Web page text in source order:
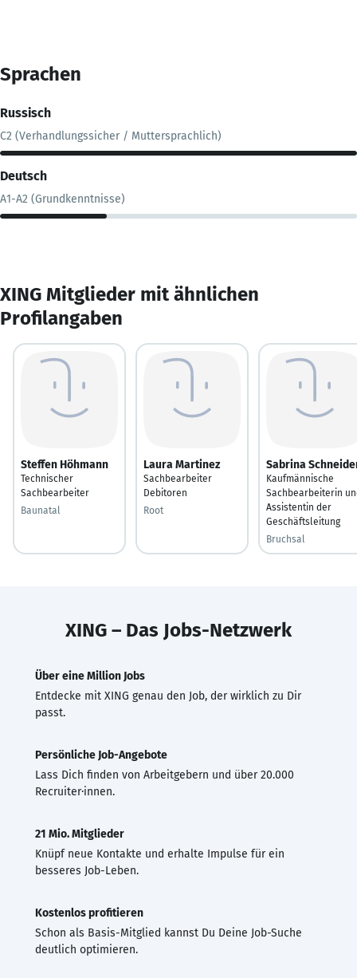
Sprachen
Russisch
C2 (Verhandlungssicher / Muttersprachlich)
Deutsch
A1-A2 (Grundkenntnisse)
XING Mitglieder mit ähnlichen
Profilangaben
Steffen Höhmann
Technischer
Sachbearbeiter
Baunatal
Laura Martinez
Sachbearbeiter
Debitoren
Root
Sabrina
Kaufmännische
Sachbearbeiterin
Assistentin der
Geschäftsleitung
Bruchsal
XING – Das Jobs-Netzwerk
Über eine Million Jobs
Entdecke mit XING genau den Job, der wirklich zu Dir
passt.
Persönliche Job-Angebote
Lass Dich finden von Arbeitgebern und über 20.000
Recruiter·innen.
21 Mio. Mitglieder
Knüpf neue Kontakte und erhalte Impulse für ein
besseres Job-Leben.
Kostenlos profitieren
Schon als Basis-Mitglied kannst Du Deine Job-Suche
deutlich optimieren.